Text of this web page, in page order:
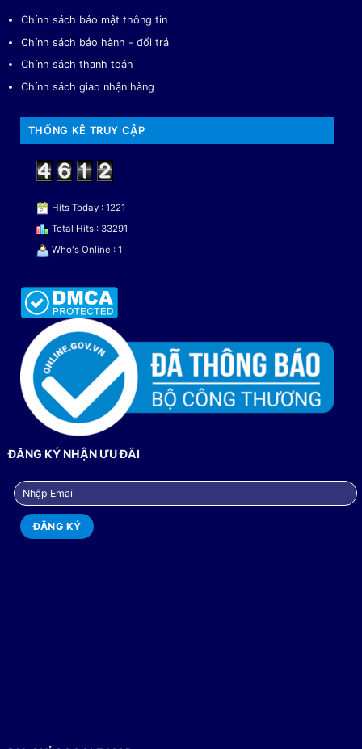
Chính sách bảo mật thông tin
Chính sách bảo hành - đổi trả
Chính sách thanh toán
Chính sách giao nhận hàng
THỐNG KÊ TRUY CẬP
Hits Today : 1221
Total Hits : 33291
Who's Online : 1
ĐĂNG KÝ NHẬN ƯU ĐÃI